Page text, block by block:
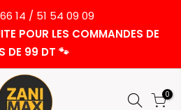
14 / 51 54 09 09
POUR LES COMMANDES DE
DE 99 DT 🐾
0